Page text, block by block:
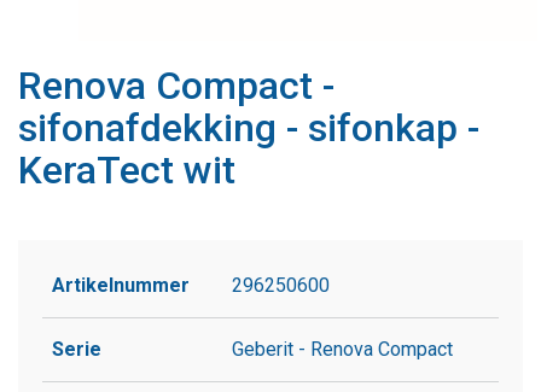
Renova Compact -
sifonafdekking - sifonkap -
KeraTect wit
Artikelnummer 296250600
Serie Geberit - Renova Compact